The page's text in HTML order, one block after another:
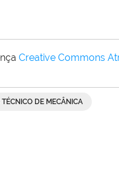
Creative Commons
TÉCNICO DE MECÂNICA